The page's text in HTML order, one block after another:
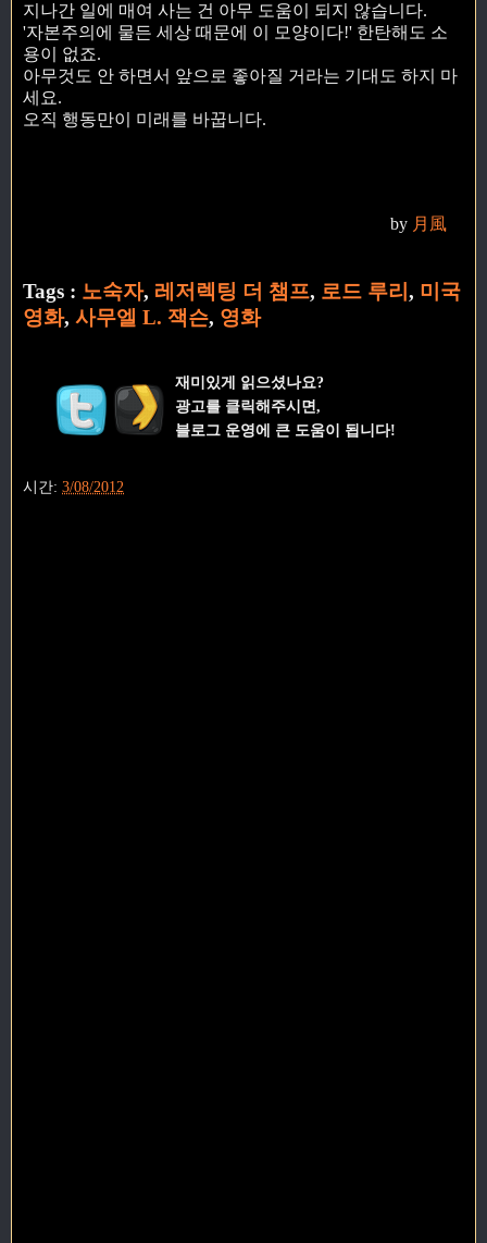
지나간 일에 매여 사는 건 아무 도움이 되지 않습니다.
'자본주의에 물든 세상 때문에 이 모양이다!' 한탄해도 소
용이 없죠.
아무것도 안 하면서 앞으로 좋아질 거라는 기대도 하지 마
세요.
오직 행동만이 미래를 바꿉니다.
by 月風
Tags : 노숙자, 레저렉팅 더 챔프, 로드 루리 , 미국
영화, 사무엘 L. 잭슨, 영화
재미있게 읽으셨나요?
광고를 클릭해주시면,
블로그 운영에 큰 도움이 됩니다!
시간: 3/08/2012